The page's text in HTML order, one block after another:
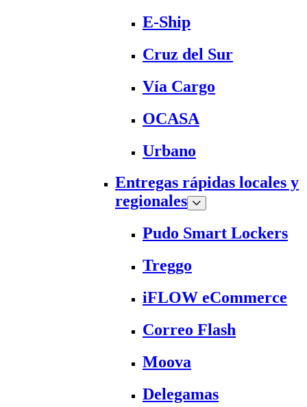
E-Ship
Cruz del Sur
Vía Cargo
OCASA
Urbano
Entregas rápidas locales y
regionales
Pudo Smart Lockers
Treggo
iFLOW eCommerce
Correo Flash
Moova
Delegamas